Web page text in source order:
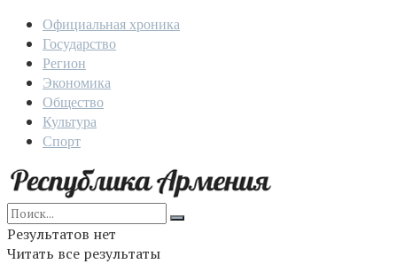
Официальная хроника
Государство
Регион
Экономика
Общество
Культура
Спорт
Результатов нет
Читать все результаты